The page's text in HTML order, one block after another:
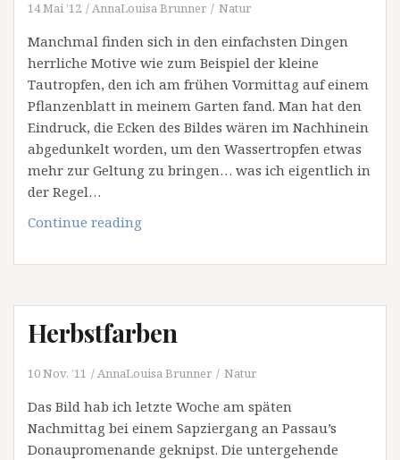
14 Mai ’12 AnnaLouisa Brunner Natur
Manchmal finden sich in den einfachsten Dingen
herrliche Motive wie zum Beispiel der kleine
Tautropfen, den ich am frühen Vormittag auf einem
Pflanzenblatt in meinem Garten fand. Man hat den
Eindruck, die Ecken des Bildes wären im Nachhinein
abgedunkelt worden, um den Wassertropfen etwas
mehr zur Geltung zu bringen… was ich eigentlich in
der Regel…
Continue reading
Herbstfarben
10 Nov. ’11 AnnaLouisa Brunner Natur
Das Bild hab ich letzte Woche am späten
Nachmittag bei einem Sapziergang an Passau’s
Donaupromenande geknipst. Die untergehende